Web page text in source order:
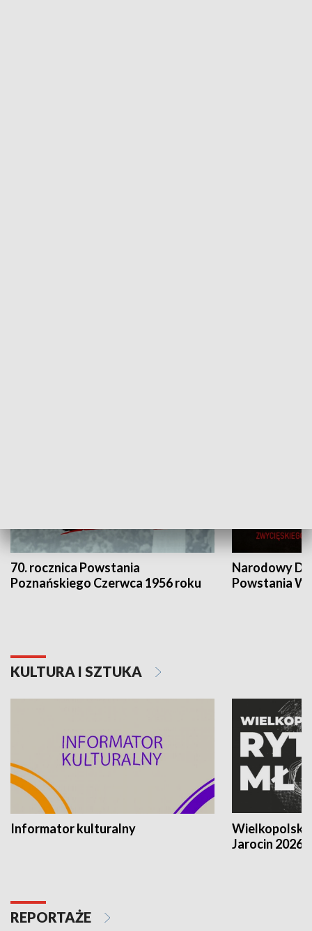
70. rocznica Powstania
Poznańskiego Czerwca 1956 roku
Narodowy
Powstania
KULTURA I SZTUKA
Informator kulturalny
Jarocin 2026
REPORTAŻE